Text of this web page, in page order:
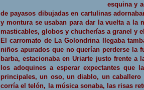
esquina y
de payasos dibujadas en cartulinas
y montura se usaban para dar la vuelta a la
masticables, globos y chucherías a granel y
El carromato de La Golondrinallegaba
niños apurados que no querían perderse la
barba, estacionaba en Uriarte justo frente a
los adoquines a esperar expectantes que
principales, un oso, un diablo, un caballero
corría el telón, la música sonaba, las risas